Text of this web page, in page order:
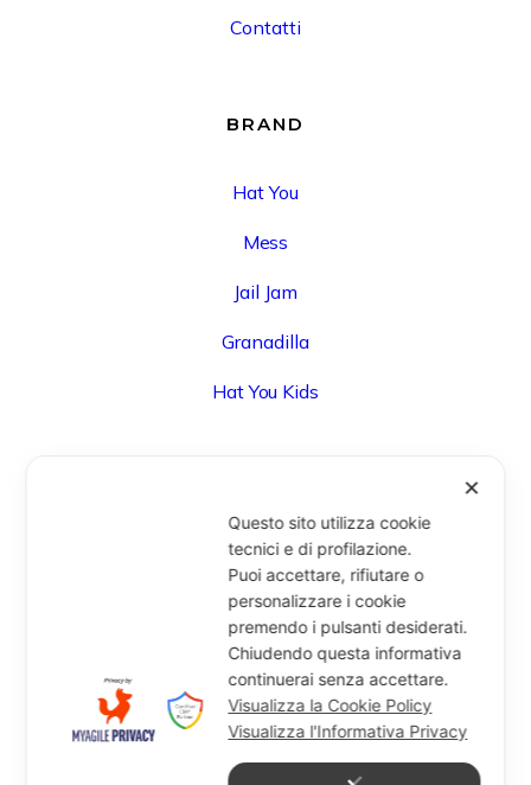
Contatti
BRAND
Hat You
Mess
Jail Jam
Granadilla
Hat You Kids
Via Degli Speziali, 161 (Blocco 32 Centergross) -
40050 Funo di Argelato (BO) - Italy
info@miragesrl.com
+39 051 8651711
✕
Questo sito utilizza cookie
tecnici e di profilazione.
Puoi accettare, rifiutare o
personalizzare i cookie
premendo i pulsanti desiderati.
Chiudendo questa informativa
continuerai senza accettare.
Visualizza la Cookie Policy
Visualizza l'Informativa Privacy